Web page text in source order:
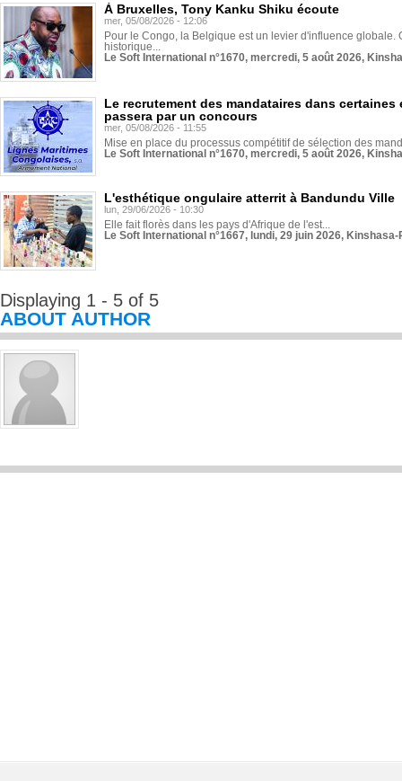
À Bruxelles, Tony Kanku Shiku écoute
mer, 05/08/2026 - 12:06
Pour le Congo, la Belgique est un levier d'influence globale.
historique...
Le Soft International n°1670, mercredi, 5 août 2026,
Le recrutement des mandataires dans
passera par un concours
mer, 05/08/2026 - 11:55
Mise en place du processus compétitif de sélection des
Le Soft International n°1670, mercredi, 5 août 2026,
L'esthétique ongulaire atterrit à Bandundu Ville
lun, 29/06/2026 - 10:30
Elle fait florès dans les pays d'Afrique de l'est...
Le Soft International n°1667, lundi, 29 juin 2026,
Displaying 1 - 5 of 5
ABOUT AUTHOR